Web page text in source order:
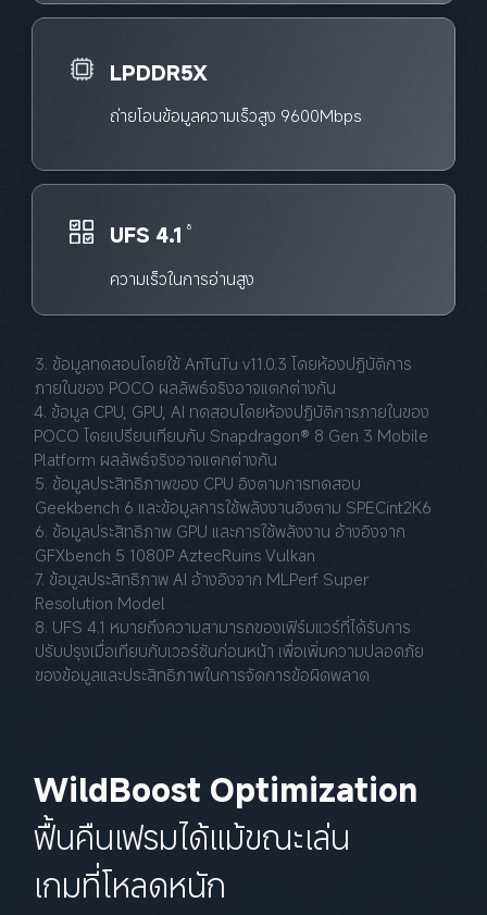
LPDDR5X
ถ่ายโอนข้อมูลความเร็วสูง 9600Mbps
UFS 4.1 8
ความเร็วในการอ่านสูง
3. ข้อมูลทดสอบโดยใช้ AnTuTu v11.0.3 โดยห้องปฏิบัติการ
ภายในของ POCO ผลลัพธ์จริงอาจแตกต่างกัน
4. ข้อมูล CPU, GPU, AI ทดสอบโดยห้องปฏิบัติการภายในของ
POCO โดยเปรียบเทียบกับ Snapdragon® 8 Gen 3 Mobile
Platform ผลลัพธ์จริงอาจแตกต่างกัน
5. ข้อมูลประสิทธิภาพของ CPU อิงตามการทดสอบ
Geekbench 6 และข้อมูลการใช้พลังงานอิงตาม SPECint2K6
6. ข้อมูลประสิทธิภาพ GPU และการใช้พลังงาน อ้างอิงจาก
GFXbench 5 1080P AztecRuins Vulkan
7. ข้อมูลประสิทธิภาพ AI อ้างอิงจาก MLPerf Super
Resolution Model
8. UFS 4.1 หมายถึงความสามารถของเฟิร์มแวร์ที่ได้รับการ
ปรับปรุงเมื่อเทียบกับเวอร์ชันก่อนหน้า เพื่อเพิ่มความปลอดภัย
ของข้อมูลและประสิทธิภาพในการจัดการข้อผิดพลาด
WildBoost Optimization
ฟื้นคืนเฟรมได้แม้ขณะเล่น
เกมที่โหลดหนัก